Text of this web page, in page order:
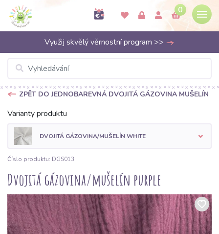
0
Využij skvělý věrnostní program >>
ZPĚT DO JEDNOBAREVNÁ DVOJITÁ GÁZOVINA MUŠELÍN
Varianty produktu
DVOJITÁ GÁZOVINA/MUŠELÍN WHITE
Číslo produktu: DGS013
Dvojitá gázovina/mušelín purple